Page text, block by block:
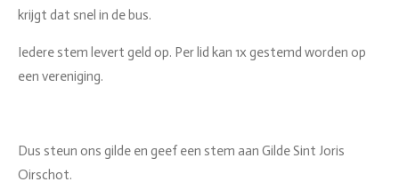
krijgt dat snel in de bus.
Iedere stem levert geld op. Per lid kan 1x gestemd worden op
een vereniging.
Dus steun ons gilde en geef een stem aan Gilde Sint Joris
Oirschot.